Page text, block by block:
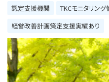
認定支援機関
TKCモニタリン
経営改善計画策定支援実績あり